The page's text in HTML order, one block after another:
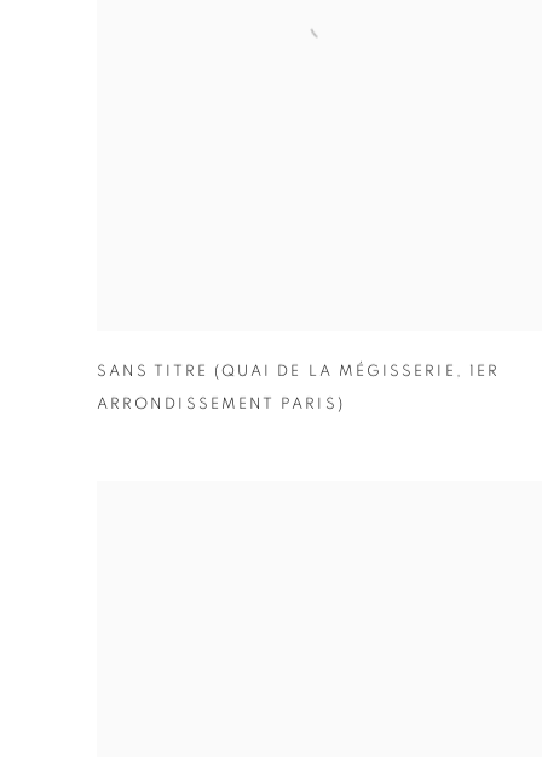
SANS TITRE (QUAI DE LA MÉGISSERIE , 1ER
ARRONDISSEMENT PARIS)